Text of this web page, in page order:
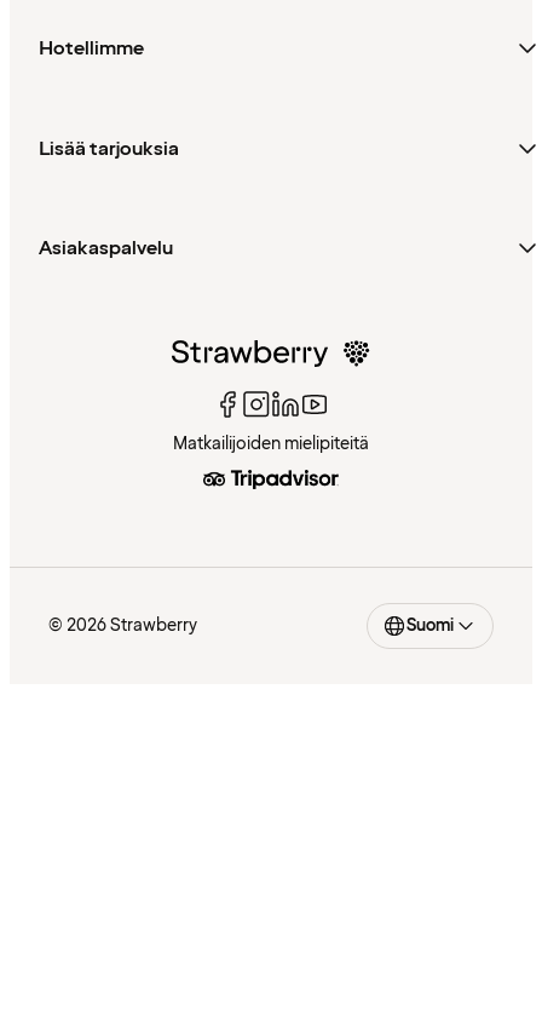
Hotellimme
Lisää tarjouksia
Asiakaspalvelu
Matkailijoiden mielipiteitä
© 2026 Strawberry Suomi